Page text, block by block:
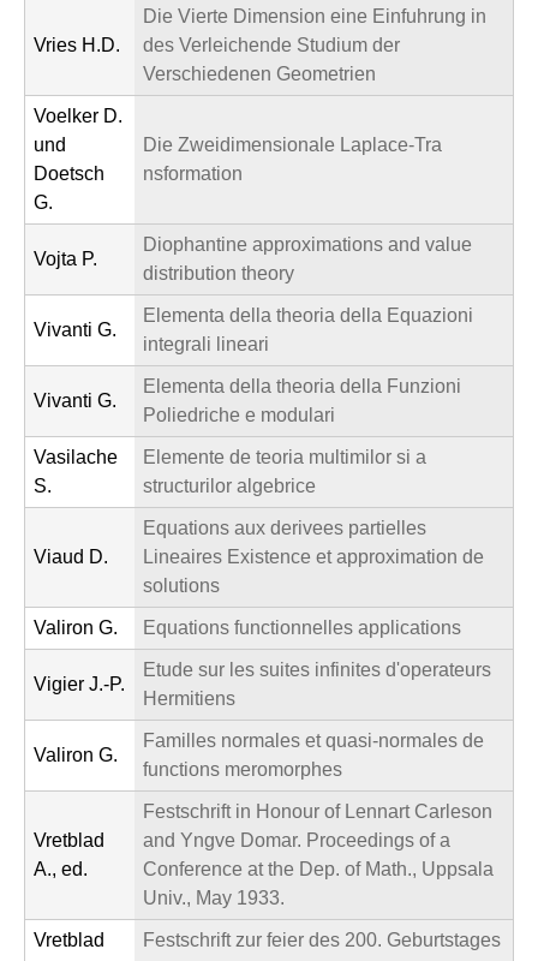
Vries H.D.
Die Vierte Dimension eine Einfuhrung in
des Verleichende Studium der
Verschiedenen Geometrien
Voelker D.
und
Doetsch
G.
Die Zweidimensionale Laplace-Tra
nsformation
Vojta P.
Diophantine approximations and value
distribution theory
Vivanti G.
Elementa della theoria della Equazioni
integrali lineari
Vivanti G.
Elementa della theoria della Funzioni
Poliedriche e modulari
Vasilache
S.
Elemente de teoria multimilor si a
structurilor algebrice
Viaud D.
Equations aux derivees partielles
Lineaires Existence et approximation de
solutions
Valiron G. Equations functionnelles applications
Vigier J.-P.
Etude sur les suites infinites d'operateurs
Hermitiens
Valiron G.
Familles normales et quasi-normales de
functions meromorphes
Vretblad
A., ed.
Festschrift in Honour of Lennart Carleson
and Yngve Domar. Proceedings of a
Conference at the Dep. of Math., Uppsala
Univ., May 1933.
Vretblad
Festschrift zur feier des 200. Geburtstages